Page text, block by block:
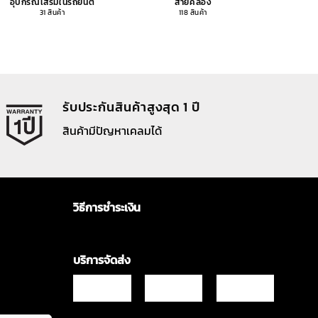
31 สินค้า 118 สินค้า
รับประกันสินค้าสูงสุด 1 ปี
สินค้ามีปัญหาเคลมได้
วิธีการชำระเงิน
บริการจัดส่ง